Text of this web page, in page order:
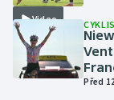
Parasport
Plavání
Video
Před